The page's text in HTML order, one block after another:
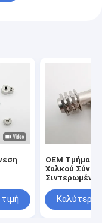
OEM Τμήματα
Χαλκού
Σιντερωμένη
σκόνης για
εξατομίκευση
Καλύτερη